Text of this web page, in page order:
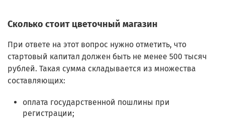
Сколько стоит цветочный магазин
При ответе на этот вопрос нужно отметить, что
стартовый капитал должен быть не менее 500 тысяч
рублей. Такая сумма складывается из множества
составляющих:
оплата государственной пошлины при
регистрации;